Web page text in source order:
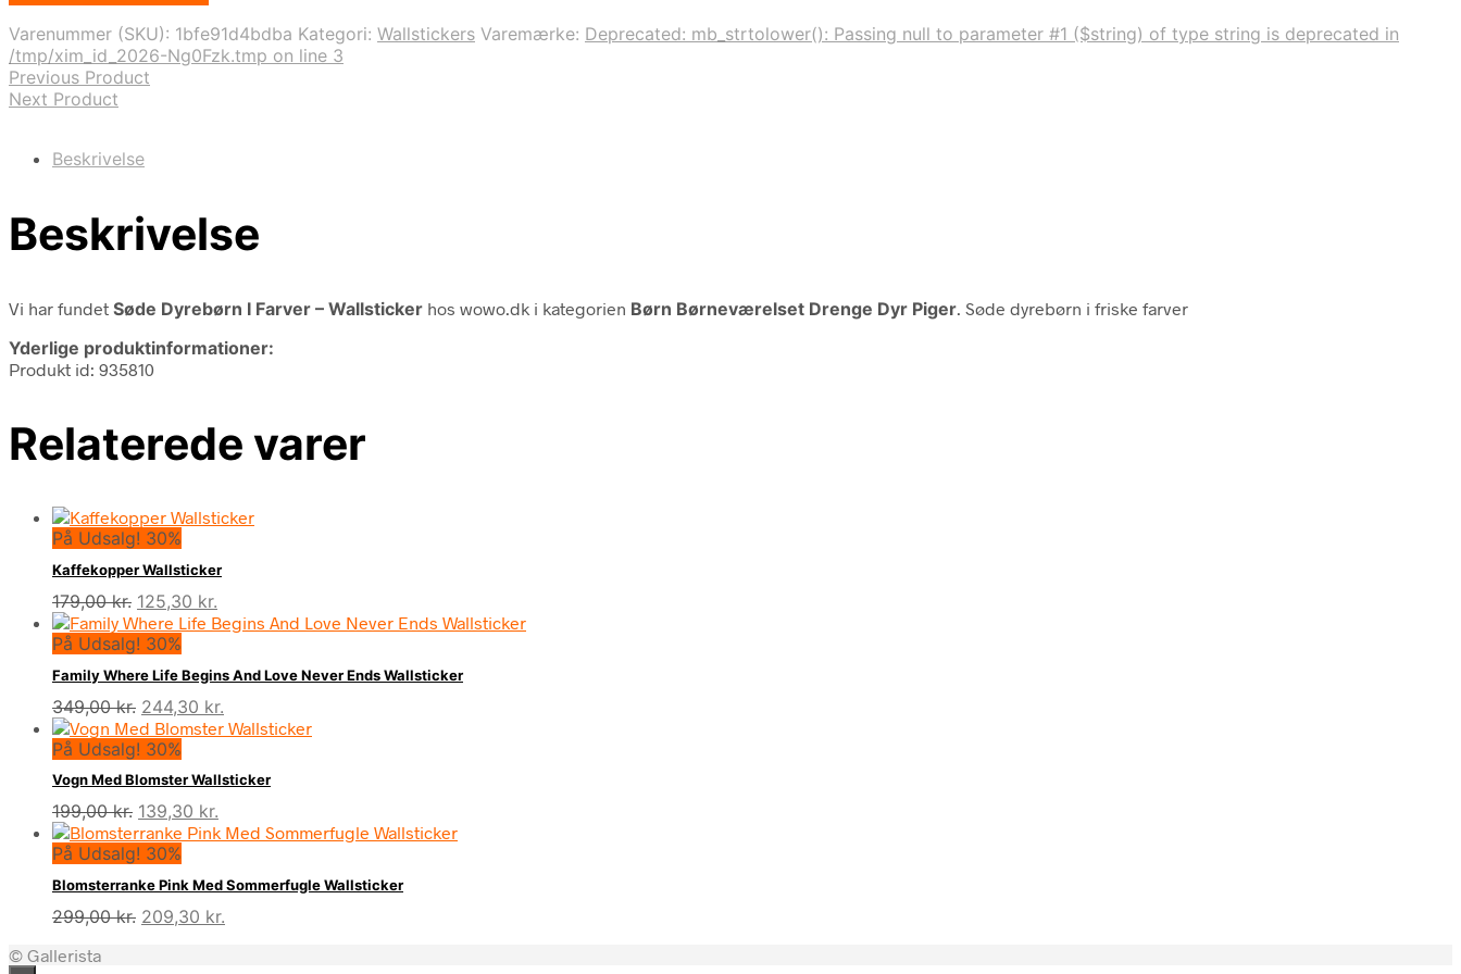
399,00 kr..279,30 kr..
Varenummer (SKU): 1bfe91d4bdba Kategori: Wallstickers Varemærke: Deprecated: mb_strtolower(): Passing null to parameter #1 ($string) of type string is deprecated in
/tmp/xim_id_2026-Ng0Fzk.tmp on line 3
Previous Product
Next Product
Beskrivelse
Beskrivelse
Vi har fundet Søde Dyrebørn I Farver – Wallsticker hos wowo.dk i kategorien Børn Børneværelset Drenge Dyr Piger . Søde dyrebørn i friske farver
Yderlige produktinformationer:
Produkt id: 935810
Relaterede varer
På Udsalg! 30%
Kaffekopper Wallsticker
179,00kr. Den
oprindelige
pris
var:
179,00 kr..
125,30 kr.
aktuelle
er:
125,30 kr..
På Udsalg! 30%
Family Where Life Begins And Love Never Ends Wallsticker
349,00kr. Den
oprindelige
pris
var:
349,00 kr..
244,30 kr.
aktuelle
er:
244,30 kr..
På Udsalg! 30%
Vogn Med Blomster Wallsticker
199,00kr. Den
oprindelige
pris
var:
199,00 kr..
139,30 kr.
aktuelle
er:
139,30 kr..
På Udsalg! 30%
Blomsterranke Pink Med Sommerfugle Wallsticker
299,00kr. Den
209,30 kr.
© Gallerista